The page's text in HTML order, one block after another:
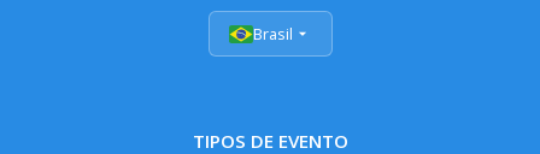
Brasil
TIPOS DE EVENTO